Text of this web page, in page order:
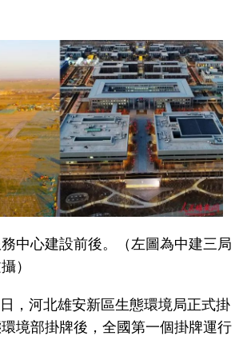
心建設前後。（左圖為中建三局
）
河北雄安新區生態環境局正式掛
境部掛牌後，全國第一個掛牌運行